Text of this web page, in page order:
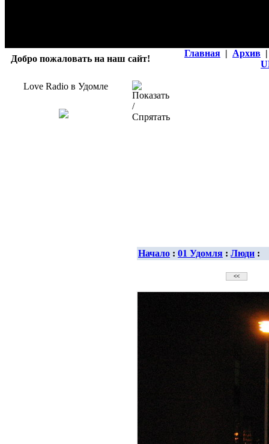
Добро пожаловать на наш сайт!
Главная | Архив |
Love Radio в Удомле
Начало : 01 Удомля : Люди :